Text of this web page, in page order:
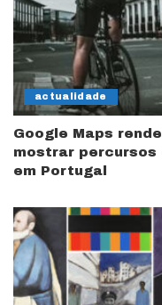
actualidade
Google Maps
mostrar
em Portugal